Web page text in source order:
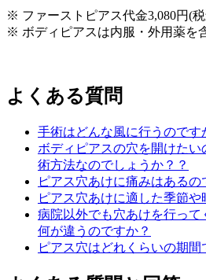
※ ファーストピアス代金3,080円(
※ ボディピアスは内服・外用薬を
よくある質問
手術はどんな風に行うのです
ボディピアスの穴を開けた
術方法なのでしょうか？？
ピアス穴あけに痛みはあるの
ピアス穴あけに適した季節や
病院以外でも穴あけを行って
何が違うのですか？
ピアス穴はどれくらいの期間